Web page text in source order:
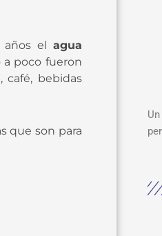
años el agua
a poco fueron
café, bebidas
que son para